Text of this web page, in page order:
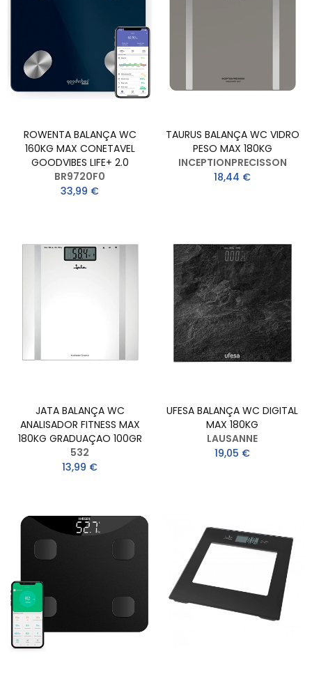
ROWENTA BALANÇA WC
160KG MAX CONETAVEL
GOODVIBES LIFE+ 2.0
BR9720F0
33,99 €
TAURUS BALANÇA WC VIDRO
PESO MAX 180KG
INCEPTIONPRECISSON
18,44 €
JATA BALANÇA WC
ANALISADOR FITNESS MAX
180KG GRADUAÇAO 100GR
532
13,99 €
UFESA BALANÇA WC DIGITAL
MAX 180KG
LAUSANNE
19,05 €